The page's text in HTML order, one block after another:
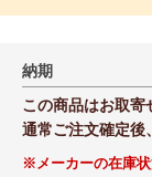
納期
この商品はお取寄
通常ご注文確定後
※メーカーの在庫